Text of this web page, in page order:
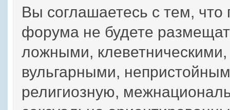
Вы соглашаетесь с тем, что
форума не будете
ложными,
вульгарными,
религиозную,